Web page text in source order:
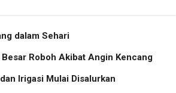
dalam Sehari
Roboh Akibat Angin Kencang
Irigasi Mulai Disalurkan